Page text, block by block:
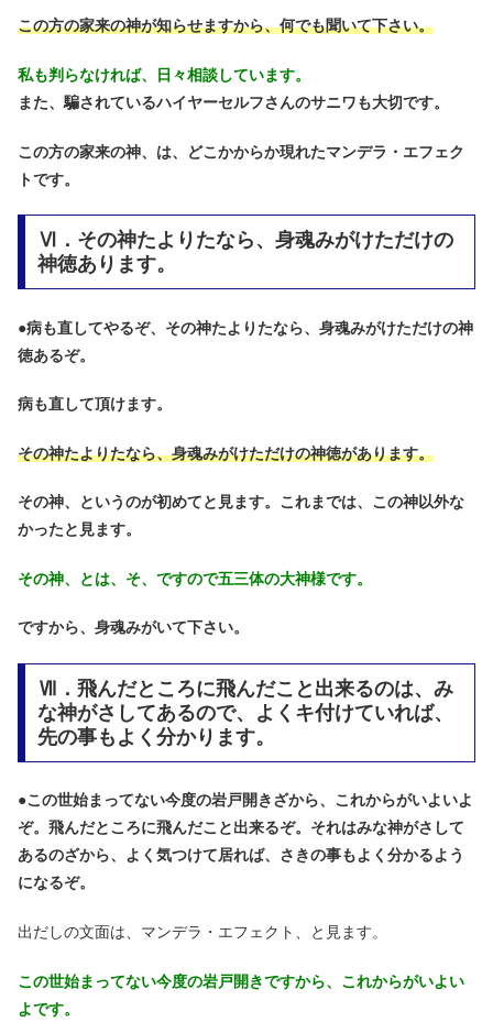
この方の家来の神が知らせますから、何でも聞いて下さい。
私も判らなければ、日々相談しています。
また、騙されているハイヤーセルフさんのサニワも大切です。
この方の家来の神、は、どこかからか現れたマンデラ・エフェク
トです。
Ⅵ．その神たよりたなら、身魂みがけただけの
神徳あります。
●病も直してやるぞ、その神たよりたなら、身魂みがけただけの神
徳あるぞ。
病も直して頂けます。
その神たよりたなら、身魂みがけただけの神徳があります。
その神、というのが初めてと見ます。これまでは、この神以外な
かったと見ます。
その神、とは、そ、ですので五三体の大神様です。
ですから、身魂みがいて下さい。
Ⅶ．飛んだところに飛んだこと出来るのは、み
な神がさしてあるので、よくキ付けていれば、
先の事もよく分かります。
●この世始まってない今度の岩戸開きざから、これからがいよいよ
ぞ。飛んだところに飛んだこと出来るぞ。それはみな神がさして
あるのざから、よく気つけて居れば、さきの事もよく分かるよう
になるぞ。
出だしの文面は、マンデラ・エフェクト、と見ます。
この世始まってない今度の岩戸開きですから、これからがいよい
よです。